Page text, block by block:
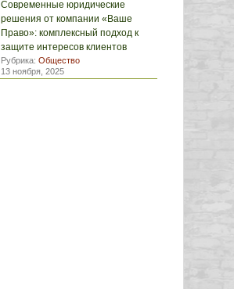
Современные юридические
решения от компании «Ваше
Право»: комплексный подход к
защите интересов клиентов
Рубрика: Общество
13 ноября, 2025